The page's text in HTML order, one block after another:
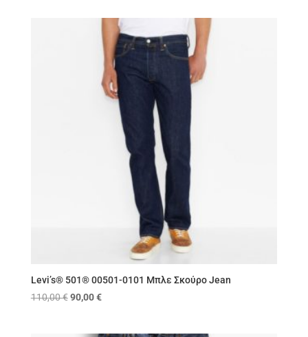
είναι:
90,00 €.
Levi’s® 501® 00501-0101 Μπλε Σκούρο Jean
110,00€ Original
90,00€Η